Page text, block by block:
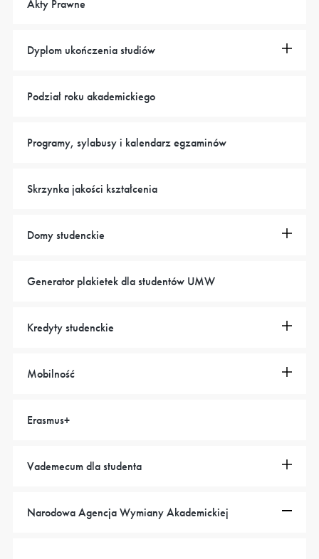
Akty Prawne
Dyplom ukończenia studiów
Podział roku akademickiego
Programy, sylabusy i kalendarz egzaminów
Skrzynka jakości kształcenia
Domy studenckie
Generator plakietek dla studentów UMW
Kredyty studenckie
Mobilność
Erasmus+
Vademecum dla studenta
Narodowa Agencja Wymiany Akademickiej